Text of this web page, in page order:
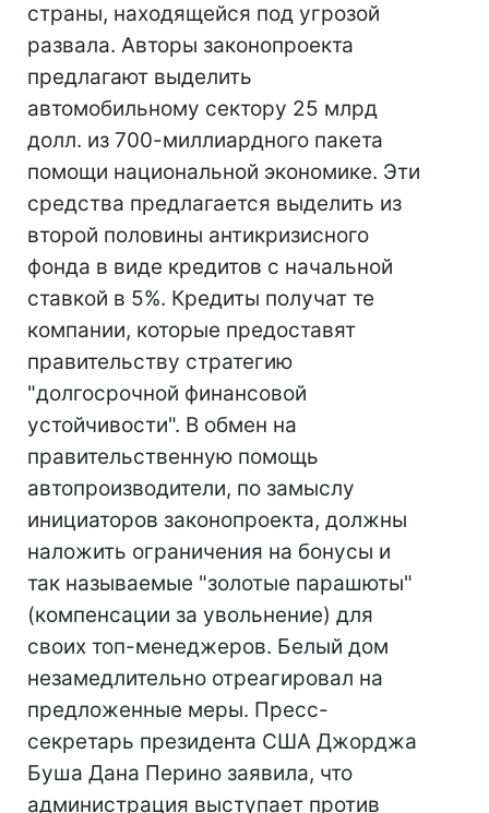
страны, находящейся под угрозой
развала. Авторы законопроекта
предлагают выделить
автомобильному сектору 25 млрд
долл. из 700-миллиардного пакета
помощи национальной экономике. Эти
средства предлагается выделить из
второй половины антикризисного
фонда в виде кредитов с начальной
ставкой в 5%. Кредиты получат те
компании, которые предоставят
правительству стратегию
"долгосрочной финансовой
устойчивости". В обмен на
правительственную помощь
автопроизводители, по замыслу
инициаторов законопроекта, должны
наложить ограничения на бонусы и
так называемые "золотые парашюты"
(компенсации за увольнение) для
своих топ-менеджеров. Белый дом
незамедлительно отреагировал на
предложенные меры. Пресс-
секретарь президента США Джорджа
Буша Дана Перино заявила, что
администрация выступает против